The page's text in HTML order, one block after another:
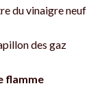
du vinaigre neuf
des gaz
flamme